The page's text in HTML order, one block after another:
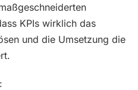
KPIs wirklich das
und die Umsetzung die